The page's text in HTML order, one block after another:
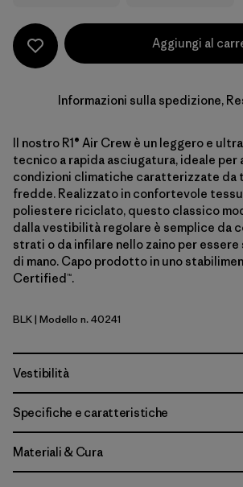
Aggiungi al
Informazioni sulla spedizione,
Il nostro R1® Air Crew è un leggero e
tecnico a rapida asciugatura, ideale per
condizioni climatiche caratterizzate da
fredde. Realizzato in confortevole
poliestere riciclato, questo classico
dalla vestibilità regolare è semplice da
strati o da infilare nello zaino per
di mano. Capo prodotto in uno
Certified™.
Black
BLK| Modello n. 40241
Vestibilità
Specifiche e caratteristiche
Materiali & Cura